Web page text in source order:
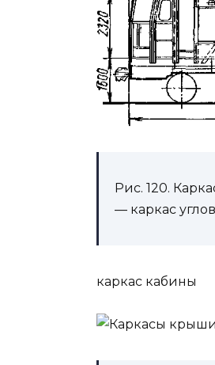
Рис. 120.
— каркас
каркас кабины